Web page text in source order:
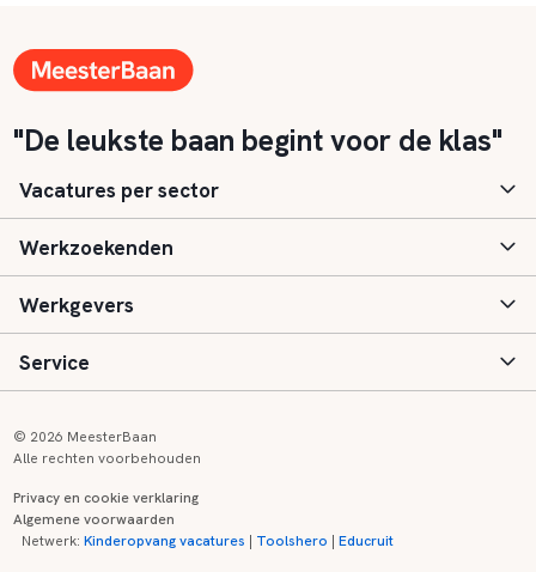
"De leukste baan begint voor de klas"
Vacatures per sector
Basisonderwijs
Speciaal (basis) onderwijs
Voortgezet onderwijs
Kinderopvang
Werkzoekenden
Aanmelden
Vacatures
Zij-instroom informatie
Werkgevers
Inloggen
Registreren
Service
Onderwijs links
© 2026 MeesterBaan
Alle rechten voorbehouden
Privacy en cookie verklaring
Algemene voorwaarden
Netwerk:Kinderopvang vacatures | Toolshero |Educruit